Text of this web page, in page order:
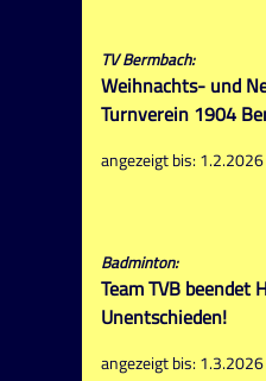
TV Bermbach:
Weihnachts- und
Turnverein 1904
angezeigt bis: 1.2.2026
Badminton:
Team TVB beendet
Unentschieden!
angezeigt bis: 1.3.2026